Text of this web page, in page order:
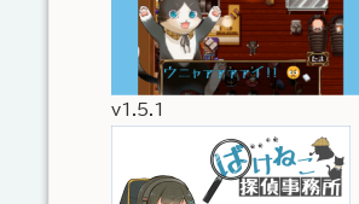
v1.5.1